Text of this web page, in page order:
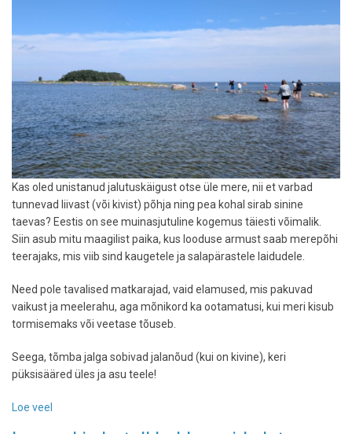
kaose
purustustega
Kas oled unistanud jalutuskäigust otse üle mere, nii et varbad
tunnevad liivast (või kivist) põhja ning pea kohal sirab sinine
taevas? Eestis on see muinasjutuline kogemus täiesti võimalik.
Siin asub mitu maagilist paika, kus looduse armust saab merepõhi
teerajaks, mis viib sind kaugetele ja salapärastele laidudele.
Need pole tavalised matkarajad, vaid elamused, mis pakuvad
vaikust ja meelerahu, aga mõnikord ka ootamatusi, kui meri kisub
tormisemaks või veetase tõuseb.
Seega, tõmba jalga sobivad jalanõud (kui on kivine), keri
püksisääred üles ja asu teele!
Loe veel